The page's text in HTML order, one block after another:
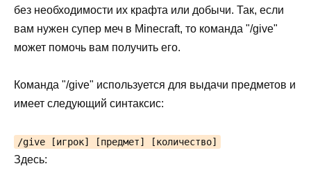
без необходимости их крафта или добычи. Так, если
вам нужен супер меч в Minecraft, то команда "/give"
может помочь вам получить его.
Команда "/give" используется для выдачи предметов и
имеет следующий синтаксис:
/give [игрок] [предмет] [количество]
Здесь: